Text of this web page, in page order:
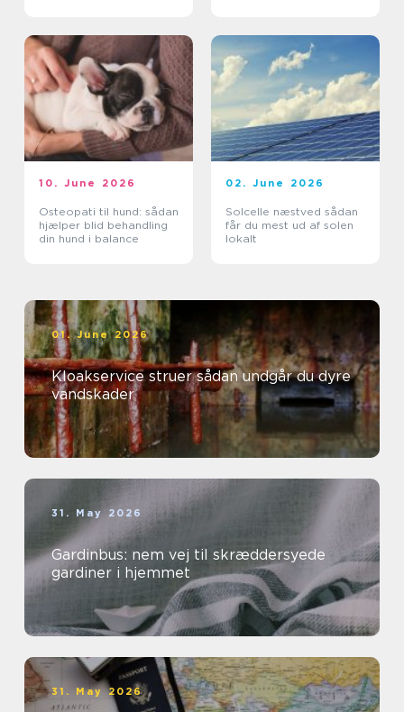
10. June 2026
Osteopati til hund: sådan
hjælper blid behandling
din hund i balance
02. June 2026
Solcelle næstved sådan
får du mest ud af solen
lokalt
01. June 2026
Kloakservice struer sådan undgår du dyre
vandskader
31. May 2026
Gardinbus: nem vej til skræddersyede
gardiner i hjemmet
31. May 2026